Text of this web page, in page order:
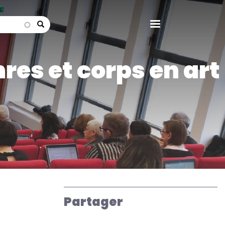
search
et corps en art
Partager